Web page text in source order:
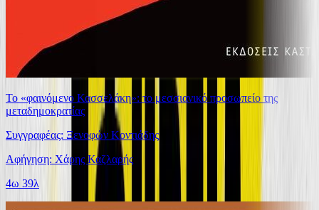
Το «φαινόμενο Κασσελάκη»: το μεσσιανικό προσωπείο της
μεταδημοκρατίας
Συγγραφέας: Ξενοφών Κοντιάδης
Αφήγηση: Χάρης Καζλαρής
4ω 39λ